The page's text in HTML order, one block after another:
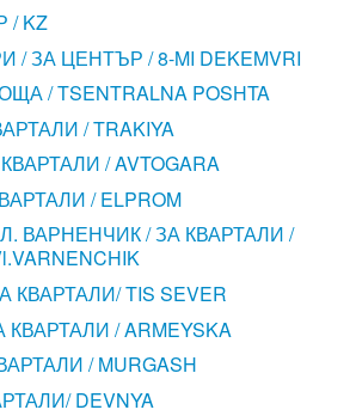
/ KZ
/ ЗА ЦЕНТЪР / 8-MI DEKEMVRI
/ TSENTRALNA POSHTA
/ TRAKIYA
/ AVTOGARA
/ ELPROM
ВАРНЕНЧИК / ЗА КВАРТАЛИ /
КВАРТАЛИ/ TIS SEVER
/ ARMEYSKA
/ MURGASH
DEVNYA